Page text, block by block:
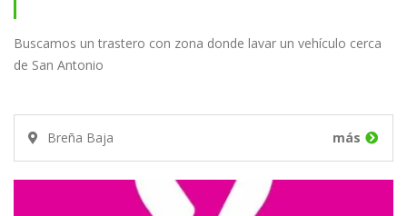
Buscamos un trastero con zona donde lavar un vehículo cerca
de San Antonio
Breña Baja más